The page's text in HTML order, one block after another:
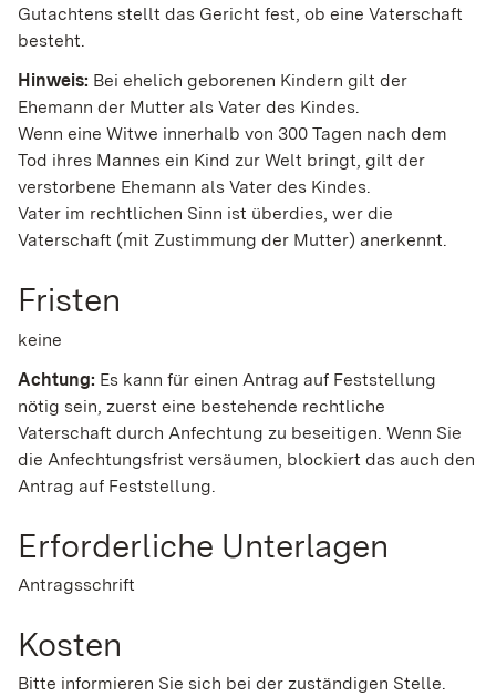
Gutachtens stellt das Gericht fest, ob eine Vaterschaft
besteht.
Hinweis: Bei ehelich geborenen Kindern gilt der
Ehemann der Mutter als Vater des Kindes.
Wenn eine Witwe innerhalb von 300 Tagen nach dem
Tod ihres Mannes ein Kind zur Welt bringt, gilt der
verstorbene Ehemann als Vater des Kindes.
Vater im rechtlichen Sinn ist überdies, wer die
Vaterschaft (mit Zustimmung der Mutter) anerkennt.
Fristen
keine
Achtung: Es kann für einen Antrag auf Feststellung
nötig sein, zuerst eine bestehende rechtliche
Vaterschaft durch Anfechtung zu beseitigen. Wenn Sie
die Anfechtungsfrist versäumen, blockiert das auch den
Antrag auf Feststellung.
Erforderliche Unterlagen
Antragsschrift
Kosten
Bitte informieren Sie sich bei der zuständigen Stelle.